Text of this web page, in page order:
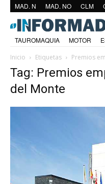
MAD. N MAD. NO CLM
TAUROMAQUIA MOTOR
Inicio
Etiquetas Premios
Tag: Premios
del Monte